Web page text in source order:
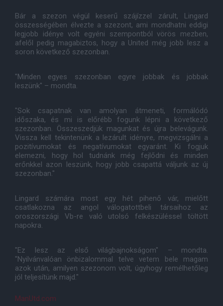
Bár a szezon végül keserű szájízzel zárult, Lingard
összességében élvezte a szezont, ami mondhatni eddigi
legjobb idénye volt egyéni szempontból vörös mezben,
afelől pedig magabiztos, hogy a United még jobb lesz a
soron következő szezonban.
"Minden egyes szezonban egyre jobbak és jobbak
leszünk" – mondta.
"Sok csapatnak van amolyan átmeneti, formálódó
időszaka, és mi is előrébb fogunk lépni a következő
szezonban. Összeszedjük magunkat és újra belevágunk.
Vissza kell tekintenünk a lezárult idényre, megvizsgálni a
pozitívumokat és negatívumokat egyaránt. Ki fogjuk
elemezni, hogy hol tudnánk még fejlődni és minden
erőnkkel azon leszünk, hogy jobb csapattá váljunk az új
szezonban."
Lingard számára most egy hét pihenő vár, mielőtt
csatlakozna az angol válogatottbeli társaihoz az
oroszországi Vb-re való utolsó felkészüléssel töltött
napokra.
"Ez lesz az első világbajnokságom" – mondta.
"Nyilvánvalóan önbizalommal telve vetem bele magam
azok után, amilyen szezonom volt, úgyhogy remélhetőleg
jól teljesítünk majd."
ManUtd.com